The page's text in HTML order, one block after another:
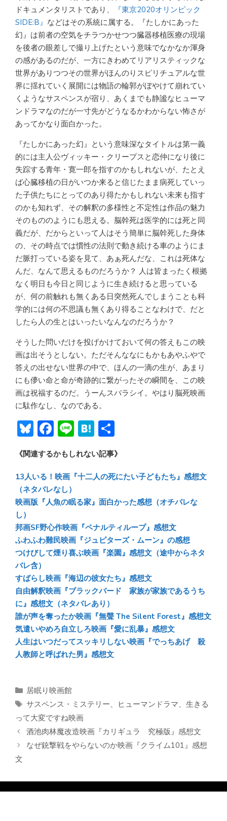
ドキュメンタリストであり、
『東京2020オリンピック
SIDE:B』 などはその系統に属する。『たしかにあった
幻』は前者の空気をチラつかせつつ臓器移植医療の現場
を後者の眼差しで撮り上げたという意味でなかなか渾身
の感があるのだが、一方にきわめてリアリスティックな
世界がありつつその世界がほんのりスピリチュアルな世
界に揺れていく展開には物語の輪郭がぼやけて崩れてい
くようなサスペンスが宿り、あくまでも静謐なヒューマ
ンドラマなのだが一寸先がどうなるかわからない怖さが
あってかなり面白かった。
『たしかにあった幻』という意味深なタイトルは第一義
的には主人公ヴィッキー・クリープスと恋仲になり後に
失踪する青年・寛一郎を指すのかもしれないが、たとえ
ば心臓移植の日がいつか来ると信じたまま病死していっ
た子供たちにとってのあり得たかもしれない未来も指す
のかも知れず、その解釈の多様性と不定性は作品の魅力
そのもののようにも思える。脳幹死は医学的には死と同
義だが、だからといって人はそう簡単に脳幹死した身体
の、その時点では慣性の法則で動き続ける車のようにま
だ脈打っている姿を見て、あぁ死んだな、これは死体な
んだ、なんて思えるものだろうか？ 人は皆まったく根拠
なく明日も今日と同じように生き続けると思っている
が、何の前触れも無くある日突然死んでしまうことも科
学的には何の不思議も無くあり得ることなわけで、だと
したら人の生とはいったいなんなのだろうか？
そうした問いだけを投げかけておいて何の答えもこの映
画は出そうとしない。ただそんななにもかもあやふやで
答えの出せない世界の中で、ほんの一滴の生が、あまり
にも儚い命と命が奇跡的に繋がったその瞬間を、この映
画は祝福するのだ。うーんスバラシイ。やはり脳死映画
に駄作なし、なのである。
Bl
u
e
sk
y
F
ac
e
b
o
ok
Li
n
e
H
at
e
n
a
有
《関連するかもしれない記事》
13人いる！映画『十二人の死にたい子どもたち』感想文
（ネタバレなし）
映画版『人魚の眠る家』面白かった感想（オチバレな
し）
邦画SF野心作映画『ペナルティループ』感想文
ふわふわ難民映画『ジュピターズ・ムーン』の感想
つけびして煙り喜ぶ映画『楽園』感想文（途中からネタ
バレ含）
すばらし映画『海辺の彼女たち』感想文
自由解釈映画『ブラックバード 家族が家族であるうち
に』感想文（ネタバレあり）
誰が声を奪ったか映画『無聲 The Silent Forest』感想文
気遣いやめろ自立しろ映画『愛に乱暴』感想文
人生はいつだってスッキリしない映画『でっちあげ 殺
人教師と呼ばれた男』感想文
カ
テ
ゴ
リ
ー
居眠り映画館
タ
グ
サスペンス・ミステリー、 ヒューマンドラマ、 生きる
って大変ですね映画
酒池肉林魔改造映画『カリギュラ 究極版』感想文
なぜ銃撃戦をやらないのか映画『クライム101』感想
文